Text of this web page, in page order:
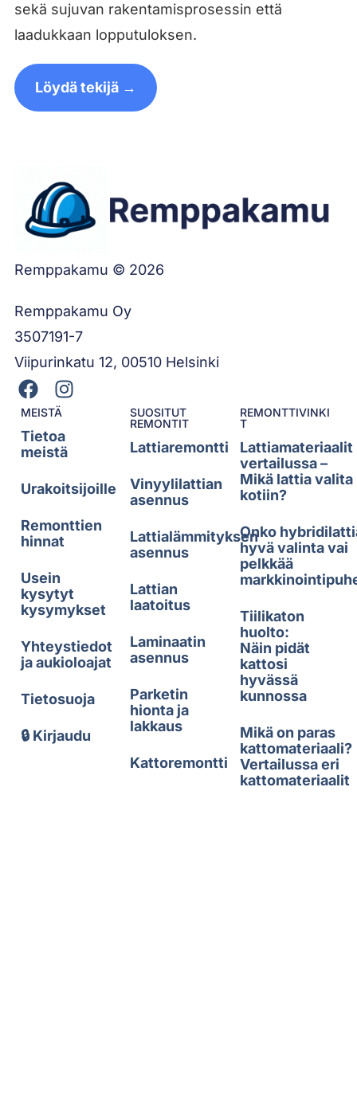
sekä sujuvan rakentamisprosessin että
laadukkaan lopputuloksen.
Löydä tekijä →
Remppakamu © 2026
Remppakamu Oy
3507191-7
Viipurinkatu 12, 00510 Helsinki
MEISTÄ
Tietoa
meistä
Urakoitsijoille
Remonttien
hinnat
Usein
kysytyt
kysymykset
Yhteystiedot
ja aukioloajat
Tietosuoja
🔒 Kirjaudu
SUOSITUT
REMONTIT
Lattiaremontti
Vinyylilattian
asennus
Lattialämmityksen
asennus
Lattian
laatoitus
Laminaatin
asennus
Parketin
hionta ja
lakkaus
Kattoremontti
REMONTTIVINKI
T
Lattiamateriaalit
vertailussa –
Mikä lattia valita
kotiin?
Onko
hyvä valinta vai
pelkkää
Tiilikaton
huolto:
Näin pidät
kattosi
hyvässä
kunnossa
Mikä on paras
kattomateriaali?
Vertailussa eri
kattomateriaalit